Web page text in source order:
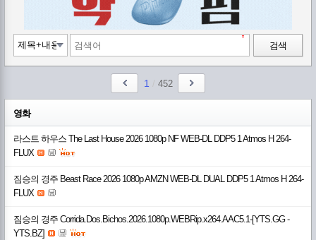
검색
1 452
영화
라스트 하우스 The Last House 2026 1080p NF WEB-DL DDP5 1 Atmos H 264-
FLUX
짐승의 경주 Beast Race 2026 1080p AMZN WEB-DL DUAL DDP5 1 Atmos H 264-
FLUX
짐승의 경주 Corrida.Dos.Bichos.2026.1080p.WEBRip.x264.AAC5.1-[YTS.GG -
YTS.BZ]